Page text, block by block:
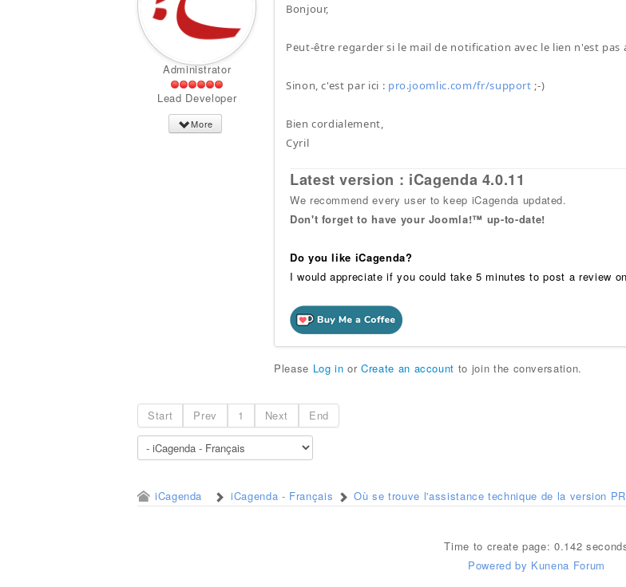
Administrator
Lead Developer
More
Bonjour,
Peut-être regarder si le mail de notification avec le lien n'est pas
Sinon, c'est par ici : pro.joomlic.com/fr/support ;-)
Bien cordialement,
Cyril
Latest version : iCagenda 4.0.11
We recommend every user to keep iCagenda updated.
Don't forget to have your Joomla!™ up-to-date!
Do you like iCagenda?
I would appreciate if you could take 5 minutes to post a review on
Please Log in orCreate an account to join the conversation.
Start Prev 1 Next End
iCagenda
iCagenda - Français Où se trouve l'assistance technique de la version
Time to create page: 0.142
Powered by Kunena Forum